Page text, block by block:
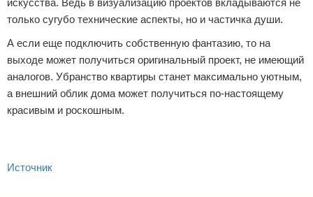
искусства. Ведь в визуализацию проектов вкладываются не
только сугубо технические аспекты, но и частичка души.
А если еще подключить собственную фантазию, то на
выходе может получиться оригинальный проект, не имеющий
аналогов. Убранство квартиры станет максимально уютным,
а внешний облик дома может получиться по-настоящему
красивым и роскошным.
Источник